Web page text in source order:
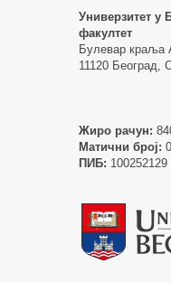
Универзитет у
факултет
Булевар краља
11120 Београд,
Жиро рачун:
Матични број:
ПИБ: 100252129